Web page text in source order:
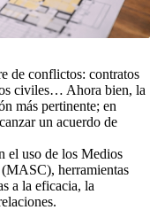
de conflictos: contratos
civiles… Ahora bien, la
más pertinente; en
un acuerdo de
el uso de los Medios
herramientas
a la eficacia, la